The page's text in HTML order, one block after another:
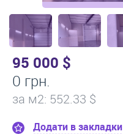
95 000 $
0 грн.
за м2: 552.33 $
Додати в закладки